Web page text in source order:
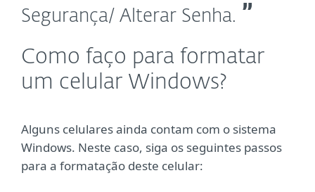
Segurança/ Alterar Senha.
Como faço para formatar
um celular Windows?
Alguns celulares ainda contam com o sistema
Windows. Neste caso, siga os seguintes passos
para a formatação deste celular: